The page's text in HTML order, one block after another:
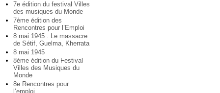
7e édition du festival Villes
des musiques du Monde
7ème édition des
Rencontres pour l’Emploi
8 mai 1945 : Le massacre
de Sétif, Guelma, Kherrata
8 mai 1945
8ème édition du Festival
Villes des Musiques du
Monde
8e Rencontres pour
l’emploi